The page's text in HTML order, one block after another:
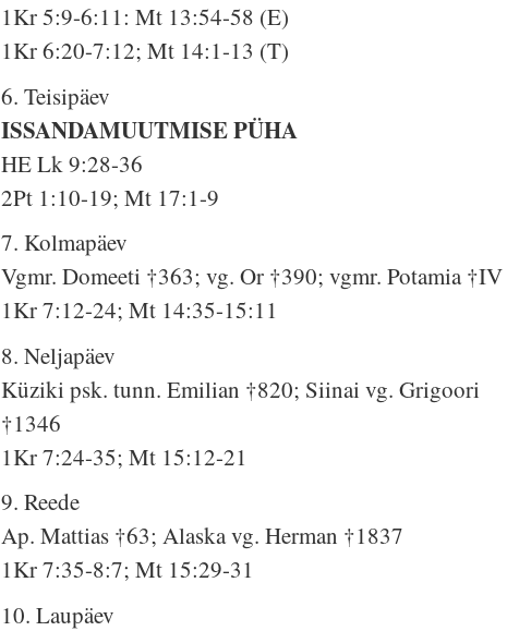
1Kr 5:9-6:11: Mt 13:54-58 (E)
1Kr 6:20-7:12; Mt 14:1-13 (T)
6. Teisipäev
ISSANDAMUUTMISE PÜHA
HE Lk 9:28-36
2Pt 1:10-19; Mt 17:1-9
7. Kolmapäev
Vgmr. Domeeti †363; vg. Or †390; vgmr. Potamia †IV
1Kr 7:12-24; Mt 14:35-15:11
8. Neljapäev
Küziki psk. tunn. Emilian †820; Siinai vg. Grigoori
†1346
1Kr 7:24-35; Mt 15:12-21
9. Reede
Ap. Mattias †63; Alaska vg. Herman †1837
1Kr 7:35-8:7; Mt 15:29-31
10. Laupäev